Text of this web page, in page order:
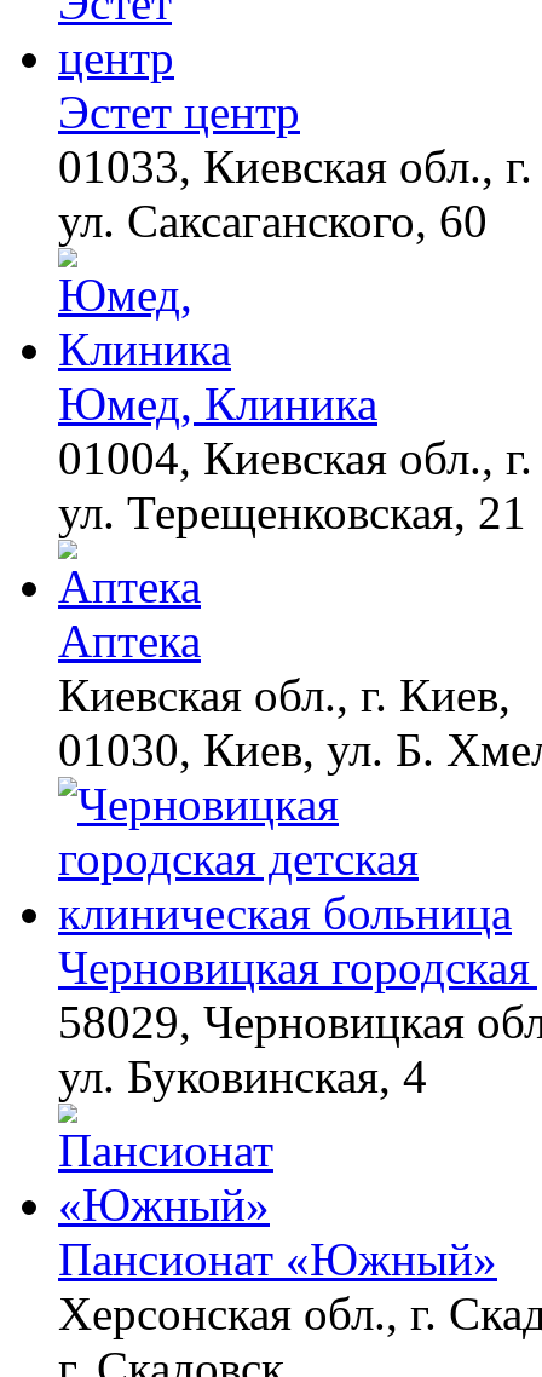
Почему вы не сможете
купленный телевизор
Этот танец невесты
оставит вас без слов!
Пересмотрела 10 раз
будете смеяться долго
Эстет центр
01033, Киевская обл.,
ул. Саксаганского, 60
Юмед, Клиника
01004, Киевская обл.,
ул. Терещенковская, 21
Аптека
Киевская обл., г. Киев,
01030, Киев, ул. Б.
Черновицкая
58029, Черновицкая
ул. Буковинская, 4
Пансионат «Южный»
Херсонская обл., г.